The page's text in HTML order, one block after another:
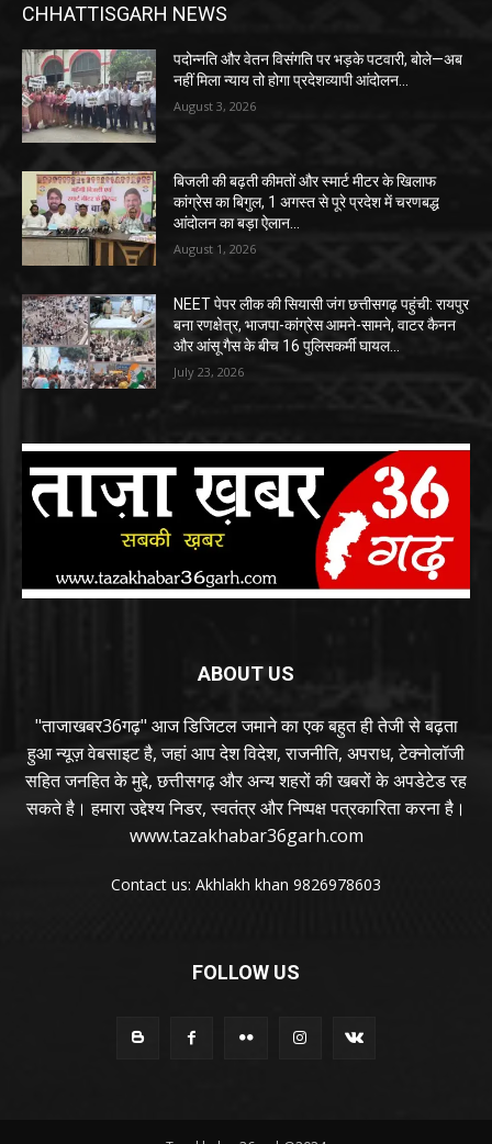
CHHATTISGARH NEWS
पदोन्नति और वेतन विसंगति पर भड़के पटवारी, बोले—अब
नहीं मिला न्याय तो होगा प्रदेशव्यापी आंदोलन…
August 3, 2026
बिजली की बढ़ती कीमतों और स्मार्ट मीटर के खिलाफ
कांग्रेस का बिगुल, 1 अगस्त से पूरे प्रदेश में चरणबद्ध
आंदोलन का बड़ा ऐलान…
August 1, 2026
NEET पेपर लीक की सियासी जंग छत्तीसगढ़ पहुंची: रायपुर
बना रणक्षेत्र, भाजपा-कांग्रेस आमने-सामने, वाटर कैनन
और आंसू गैस के बीच 16 पुलिसकर्मी घायल…
July 23, 2026
ABOUT US
"ताजाखबर36गढ़" आज डिजिटल जमाने का एक बहुत ही तेजी से बढ़ता
हुआ न्यूज़ वेबसाइट है, जहां आप देश विदेश, राजनीति, अपराध, टेक्नोलॉजी
सहित जनहित के मुद्दे, छत्तीसगढ़ और अन्य शहरों की खबरों के अपडेटेड रह
सकते है। हमारा उद्देश्य निडर, स्वतंत्र और निष्पक्ष पत्रकारिता करना है।
www.tazakhabar36garh.com
Contact us: Akhlakh khan 9826978603
FOLLOW US